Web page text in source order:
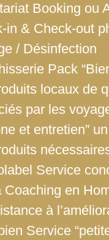
Booking ou
in & Check-out
/ Désinfection
Pack
locaux de
par les
et entretien”
Service
Coaching en
à
Service